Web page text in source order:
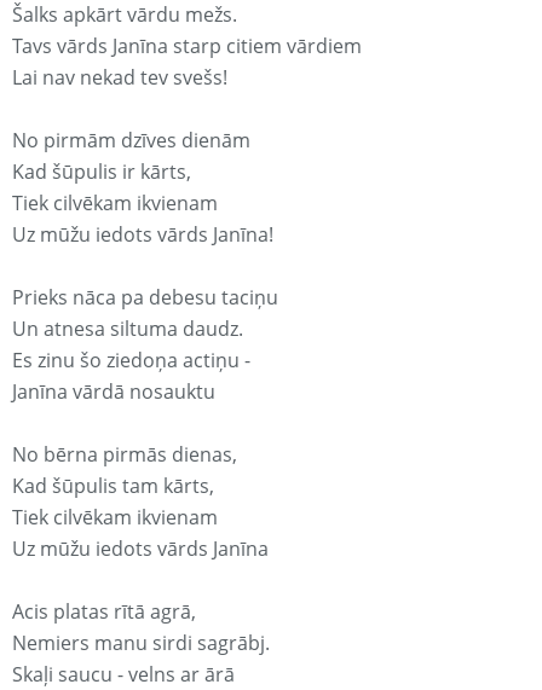
Šalks apkārt vārdu mežs.
Tavs vārds Janīna starp citiem vārdiem
Lai nav nekad tev svešs!
No pirmām dzīves dienām
Kad šūpulis ir kārts,
Tiek cilvēkam ikvienam
Uz mūžu iedots vārds Janīna!
Prieks nāca pa debesu taciņu
Un atnesa siltuma daudz.
Es zinu šo ziedoņa actiņu -
Janīna vārdā nosauktu
No bērna pirmās dienas,
Kad šūpulis tam kārts,
Tiek cilvēkam ikvienam
Uz mūžu iedots vārds Janīna
Acis platas rītā agrā,
Nemiers manu sirdi sagrābj.
Skaļi saucu - velns ar ārā